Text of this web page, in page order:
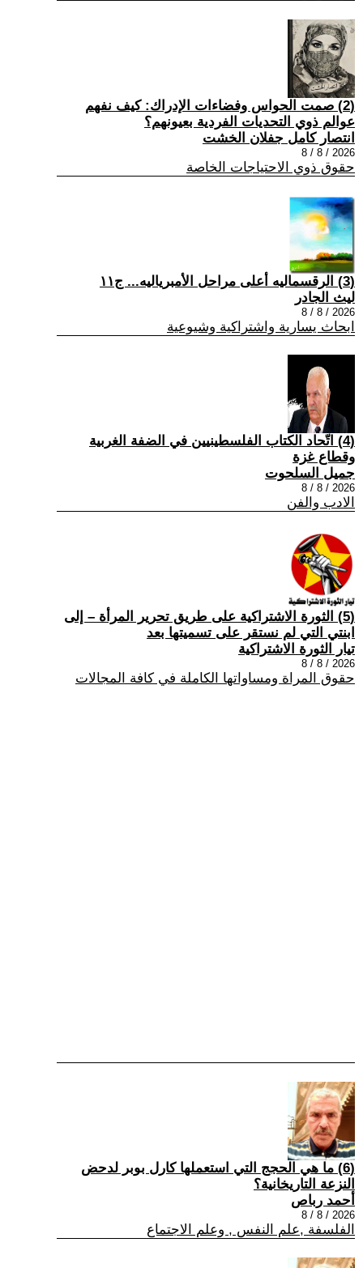
(2) صمت الحواس وفضاءات الإدراك: كيف نفهم
عوالم ذوي التحديات الفردية بعيونهم؟
انتصار كامل جفلان الخشت
2026 / 8 / 8
حقوق ذوي الاحتياجات الخاصة
(3) الرقسماليه أعلى مراحل الأمبرياليه... ج١١
ليث الجادر
2026 / 8 / 8
ابحاث يسارية واشتراكية وشيوعية
(4) اتّحاد الكتاب الفلسطينيين في الضفة الغربية
وقطاع غزة
جميل السلحوت
2026 / 8 / 8
الادب والفن
(5) الثورة الاشتراكية على طريق تحرير المرأة – إلى
ابنتي التي لم نستقر على تسميتها بعد
تيار الثورة الاشتراكية
2026 / 8 / 8
حقوق المراة ومساواتها الكاملة في كافة المجالات
(6) ما هي الحجج التي استعملها كارل بوبر لدحض
النزعة التاريخانية؟
أحمد رباص
2026 / 8 / 8
الفلسفة ,علم النفس , وعلم الاجتماع